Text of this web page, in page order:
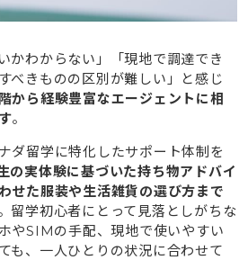
かわからない」「現地で調達でき
べきものの区別が難しい」と感じ
から経験豊富なエージェントに相
。
ダ留学に特化したサポート体制を
の実体験に基づいた持ち物アドバイ
せた服装や生活雑貨の選び方まで
留学初心者にとって見落としがちな
やSIMの手配、現地で使いやすい
も、一人ひとりの状況に合わせて